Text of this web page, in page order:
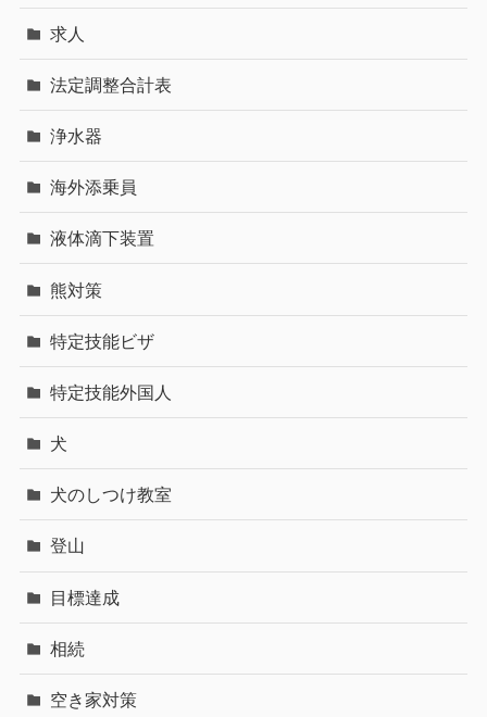
求人
法定調整合計表
浄水器
海外添乗員
液体滴下装置
熊対策
特定技能ビザ
特定技能外国人
犬
犬のしつけ教室
登山
目標達成
相続
空き家対策